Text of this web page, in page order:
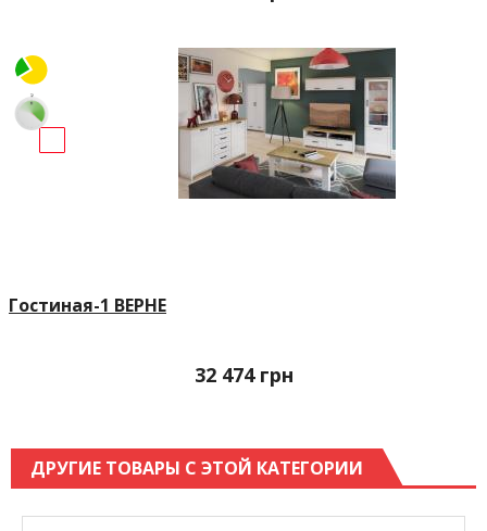
Гостиная-1 ВЕРНЕ
32 474 грн
ДРУГИЕ ТОВАРЫ С ЭТОЙ КАТЕГОРИИ